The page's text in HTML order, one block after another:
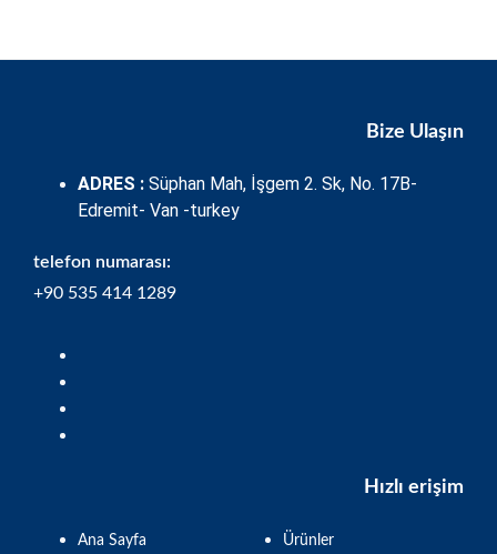
Bize Ulaşın
ADRES : Süphan Mah, İşgem 2. Sk, No. 17B-
Edremit- Van -turkey
telefon numarası:
+90 535 414 1289
Hızlı erişim
Ana Sayfa Ürünler